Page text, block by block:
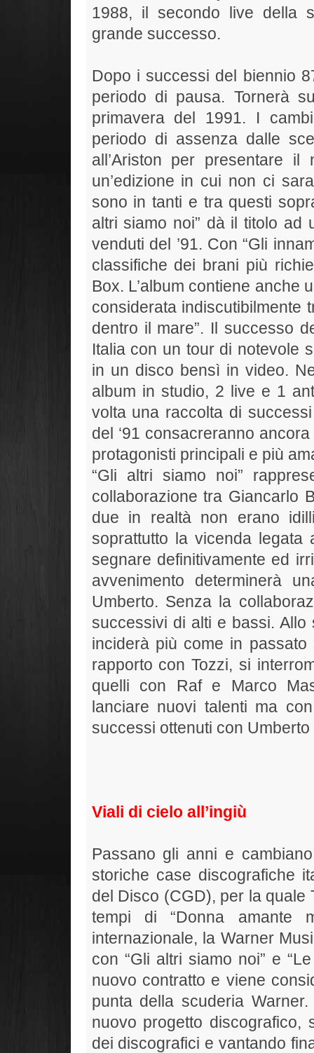
1988, il secondo live della
grande successo.
Dopo i successi del biennio
periodo di pausa. Tornerà
primavera del 1991. I
periodo di assenza dalle
all’Ariston per presentare
un’edizione in cui non ci
sono in tanti e tra questi
altri siamo noi” dà il titolo ad
venduti del ’91. Con “Gli
classifiche dei brani più
Box. L’album contiene anche
considerata indiscutibilmente
dentro il mare”. Il successo
Italia con un tour di notevole
in un disco bensì in video.
album in studio, 2 live e 1
volta una raccolta di
del ‘91 consacreranno
protagonisti principali e più
“Gli altri siamo noi”
collaborazione tra Giancarlo
due in realtà non erano
soprattutto la vicenda legata
segnare definitivamente ed
avvenimento determinerà
Umberto. Senza la
successivi di alti e bassi.
inciderà più come in
rapporto con Tozzi, si
quelli con Raf e Marco
lanciare nuovi talenti ma
successi ottenuti con Umberto
Viali di cielo all’ingiù
Passano gli anni e
storiche case discografiche
del Disco (CGD), per la quale
tempi di “Donna amante
internazionale, la Warner
con “Gli altri siamo noi” e
nuovo contratto e viene
punta della scuderia
nuovo progetto discografico,
dei discografici e vantando